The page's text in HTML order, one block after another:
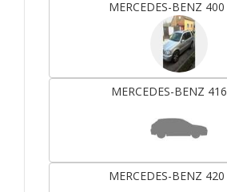
MERCEDES-BENZ 400
MERCEDES-BENZ 416
MERCEDES-BENZ 420